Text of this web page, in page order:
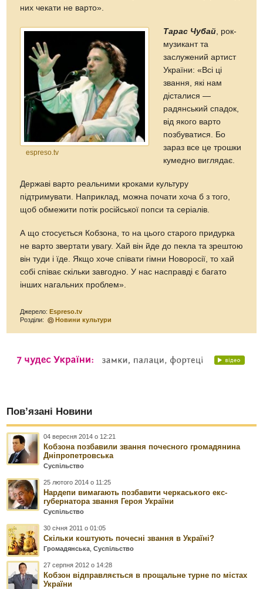
них чекати не варто».
espreso.tv
Тарас Чубай , рок-
музикант та
заслужений артист
України: «Всі ці
звання, які нам
дісталися —
радянський спадок,
від якого варто
позбуватися. Бо
зараз все це трошки
кумедно виглядає.
Державі варто реальними кроками культуру
підтримувати. Наприклад, можна почати хоча б з того,
щоб обмежити потік російської попси та серіалів.
А що стосується Кобзона, то на цього старого придурка
не варто звертати увагу. Хай він йде до пекла та зрештою
він туди і їде. Якщо хоче співати гімни Новоросії, то хай
собі співає скільки завгодно. У нас насправді є багато
інших нагальних проблем».
Джерело:Espreso.tv
Розділи:
Новини культури
Пов’язані Новини
04 вересня 2014 о 12:21
Кобзона позбавили звання почесного громадянина
Дніпропетровська
Суспільство
25 лютого 2014 о 11:25
Нардепи вимагають позбавити черкаського екс-
губернатора звання Героя України
Суспільство
30 січня 2011 о 01:05
Скільки коштують почесні звання в Україні?
Громадянська ,Суспільство
27 серпня 2012 о 14:28
Кобзон відправляється в прощальне турне по містах
України